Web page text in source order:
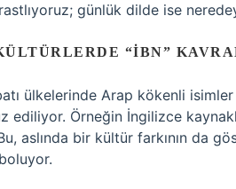
günlük dilde ise
“İBN”
ülkelerinde Arap kökenli isimler
ediliyor. Örneğin İngilizce
aslında bir kültür farkının da